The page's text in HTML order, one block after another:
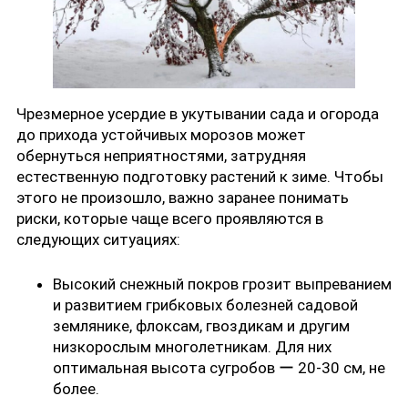
Чрезмерное усердие в укутывании сада и огорода
до прихода устойчивых морозов может
обернуться неприятностями, затрудняя
естественную подготовку растений к зиме. Чтобы
этого не произошло, важно заранее понимать
риски, которые чаще всего проявляются в
следующих ситуациях:
Высокий снежный покров грозит выпреванием
и развитием грибковых болезней садовой
землянике, флоксам, гвоздикам и другим
низкорослым многолетникам. Для них
оптимальная высота сугробов ー 20-30 см, не
более.